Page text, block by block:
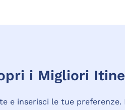
i Migliori
e inserisci le tue